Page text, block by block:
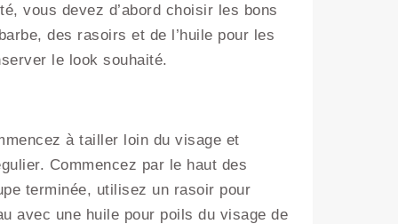
vous devez d’abord choisir les bons
des rasoirs et de l’huile pour les
le look souhaité.
à tailler loin du visage et
Commencez par le haut des
terminée, utilisez un rasoir pour
avec une huile pour poils du visage de